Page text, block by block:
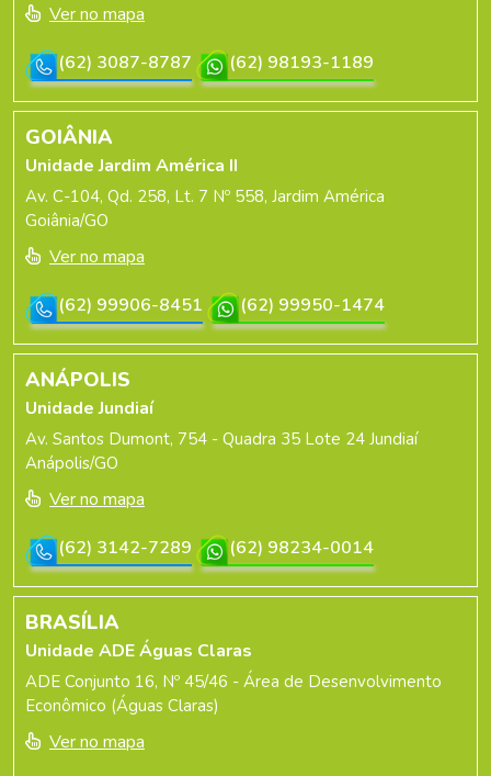
Ver no mapa
(62) 3087-8787
(62) 98193-1189
GOIÂNIA
Unidade Jardim América II
Av. C-104, Qd. 258, Lt. 7 Nº 558, Jardim América
Goiânia/GO
Ver no mapa
(62) 99906-8451
(62) 99950-1474
ANÁPOLIS
Unidade Jundiaí
Av. Santos Dumont, 754 - Quadra 35 Lote 24 Jundiaí
Anápolis/GO
Ver no mapa
(62) 3142-7289
(62) 98234-0014
BRASÍLIA
Unidade ADE Águas Claras
ADE Conjunto 16, Nº 45/46 - Área de Desenvolvimento
Econômico (Águas Claras)
Ver no mapa